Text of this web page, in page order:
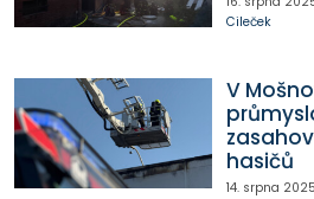
Cileček
V
hasičů
14. srpna 2025